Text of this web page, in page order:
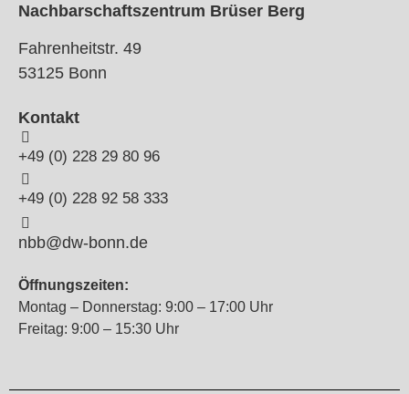
Nachbarschaftszentrum Brüser Berg
Fahrenheitstr. 49
53125 Bonn
Kontakt
+49 (0) 228 29 80 96
+49 (0) 228 92 58 333
nbb@dw-bonn.de
Öffnungszeiten:
Montag – Donnerstag: 9:00 – 17:00 Uhr
Freitag: 9:00 – 15:30 Uhr